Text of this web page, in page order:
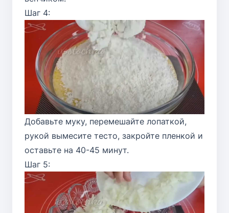
Шаг 4:
Добавьте муку, перемешайте лопаткой,
рукой вымесите тесто, закройте пленкой и
оставьте на 40-45 минут.
Шаг 5: